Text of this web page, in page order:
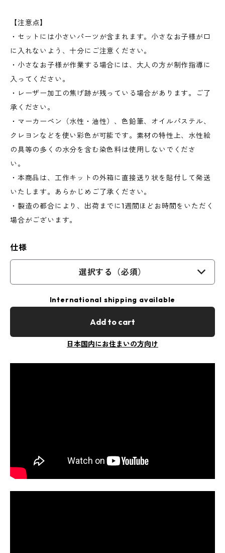
【注意点】
・セットには小さいパーツが含まれます。小さなお子様が口
に入れないよう、十分にご注意ください。
・小さなお子様が作業する場合には、大人の方が制作指導に
入ってください。
・レーザー加工の焦げ跡が残っている場合があります。ご了
承ください。
・マーカーペン（水性・油性）、色鉛筆、オイルパステル、
クレヨンなどを使い彩色が可能です。素材の特性上、水性絵
の具等の多くの水分を含む染色料は使用しないでくださ
い。
・本商品は、工作キットの外箱に直接送り状を貼付して発送
いたします。あらかじめご了承ください。
・製造の都合により、出荷までに1週間ほどお時間をいただく
場合がございます。
仕様
選択する（必須）
International shipping available
Add to cart
日本国内にお住まいの方向け